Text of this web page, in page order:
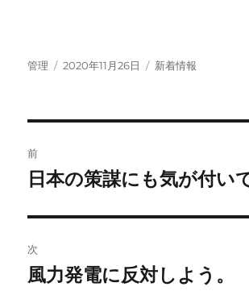
投
管理
投
2020年11月26日
カ
新着情報
稿
ビ
ゲ
前
前
投
稿:
日本の策謀にも気が付い
次
次
風力発電に反対しよう。